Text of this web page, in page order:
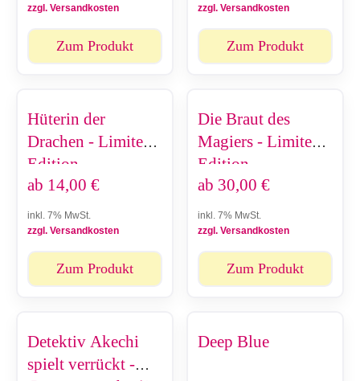
zzgl. Versandkosten
Zum Produkt
zzgl. Versandkosten
Zum Produkt
Hüterin der
Drachen - Limited
Edition
ab 14,00 €
inkl. 7% MwSt.
zzgl. Versandkosten
Zum Produkt
Die Braut des
Magiers - Limited
Edition
ab 30,00 €
inkl. 7% MwSt.
zzgl. Versandkosten
Zum Produkt
Detektiv Akechi
spielt verrückt -
Deep Blue